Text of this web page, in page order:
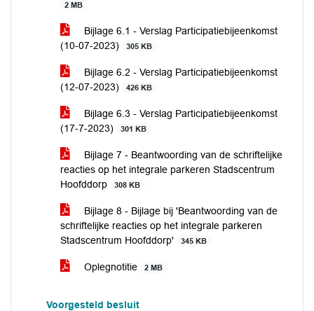
2 MB
Bijlage 6.1 - Verslag Participatiebijeenkomst
(10-07-2023)
305 KB
Bijlage 6.2 - Verslag Participatiebijeenkomst
(12-07-2023)
426 KB
Bijlage 6.3 - Verslag Participatiebijeenkomst
(17-7-2023)
301 KB
Bijlage 7 - Beantwoording van de schriftelijke
reacties op het integrale parkeren Stadscentrum
Hoofddorp
308 KB
Bijlage 8 - Bijlage bij 'Beantwoording van de
schriftelijke reacties op het integrale parkeren
Stadscentrum Hoofddorp'
345 KB
Oplegnotitie 2 MB
Voorgesteld besluit